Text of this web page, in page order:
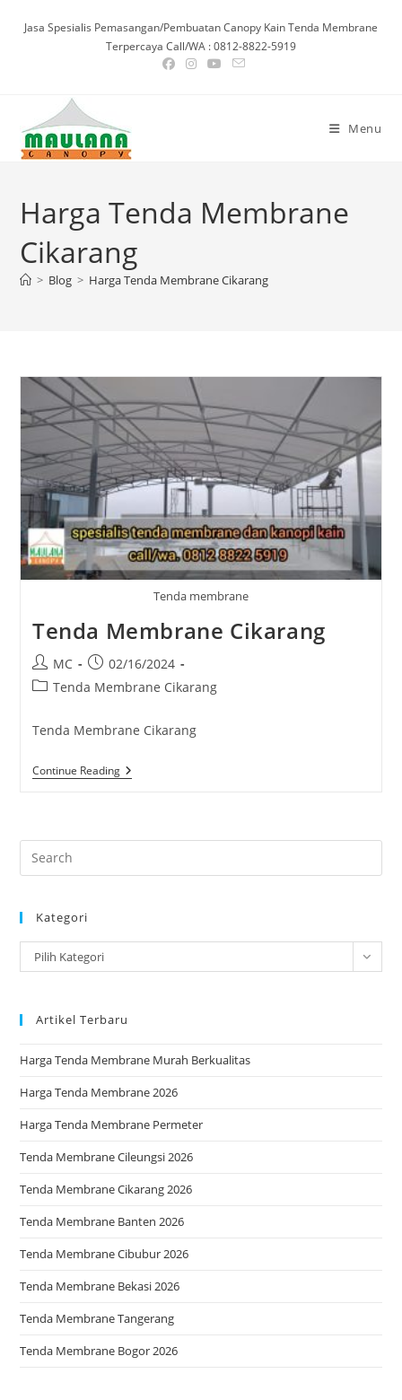
Jasa Spesialis Pemasangan/Pembuatan Canopy Kain Tenda Membrane
Terpercaya Call/WA : 0812-8822-5919
Menu
Harga Tenda Membrane
Cikarang
> Blog > Harga Tenda Membrane Cikarang
Tenda membrane
Tenda Membrane Cikarang
Post
author:
MC
Post
published:
02/16/2024
PostTenda Membrane Cikarang
Tenda Membrane Cikarang
Continue ReadingTenda
Membrane
the
Kategori
Kategori
Pilih Kategori
Artikel Terbaru
Harga Tenda Membrane Murah Berkualitas
Harga Tenda Membrane 2026
Harga Tenda Membrane Permeter
Tenda Membrane Cileungsi 2026
Tenda Membrane Cikarang 2026
Tenda Membrane Banten 2026
Tenda Membrane Cibubur 2026
Tenda Membrane Bekasi 2026
Tenda Membrane Tangerang
Tenda Membrane Bogor 2026